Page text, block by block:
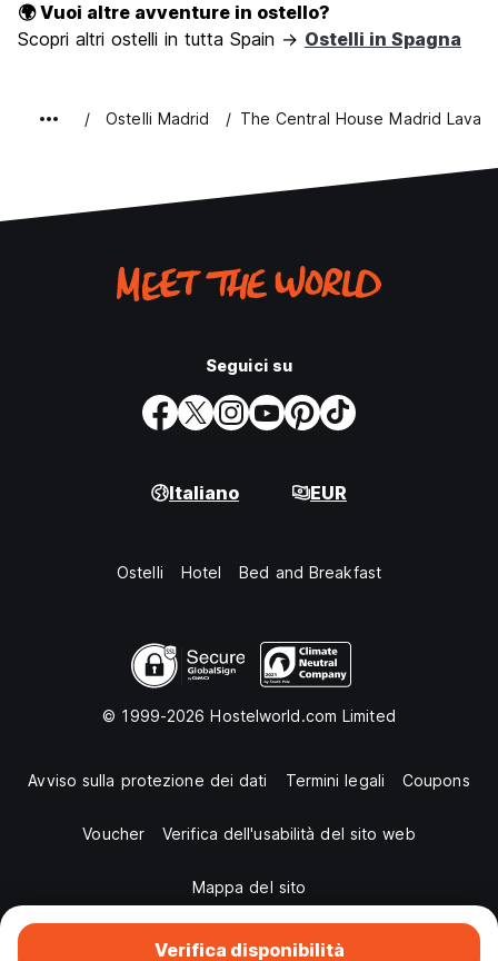
Verifica disponibilità
🌍 Vuoi altre avventure in ostello?
Scopri altri ostelli in tutta Spain → Ostelli in Spagna
Ostelli Madrid The Central House Madrid
Seguici su
Italiano EUR
Ostelli Hotel Bed and Breakfast
© 1999-2026 Hostelworld.com Limited
Avviso sulla protezione dei dati Termini legali Coupons
Voucher Verifica dell'usabilità del sito web
Mappa del sito